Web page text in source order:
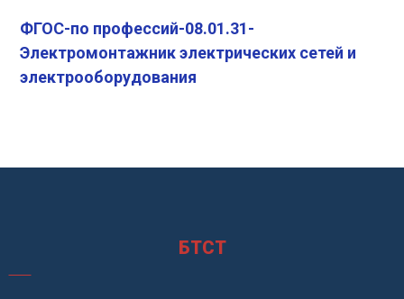
ФГОС-по профессий-08.01.31-
Электромонтажник электрических сетей и
электрооборудования
БТСТ